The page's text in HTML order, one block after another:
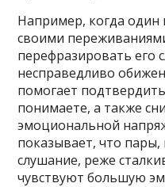
Например, когда один
своими
перефразировать его
несправедливо
помогает
понимаете, а также
эмоциональной
показывает, что
слушание, реже
чувствуют большую